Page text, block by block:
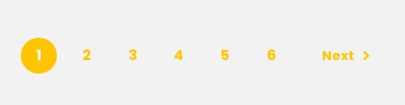
1 2 3 4 5 6 Next